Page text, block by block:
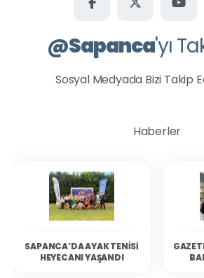
@Sapanca'yı
Sosyal Medyada Bizi Takip
Haberler
SAPANCA’DA AYAK TENISI
HEYECANI YAŞANDI